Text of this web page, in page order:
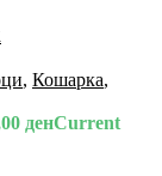
, Кошарка,
денCurrent